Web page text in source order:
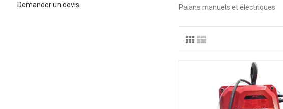
Palans manuels et électriques
Demander un devis